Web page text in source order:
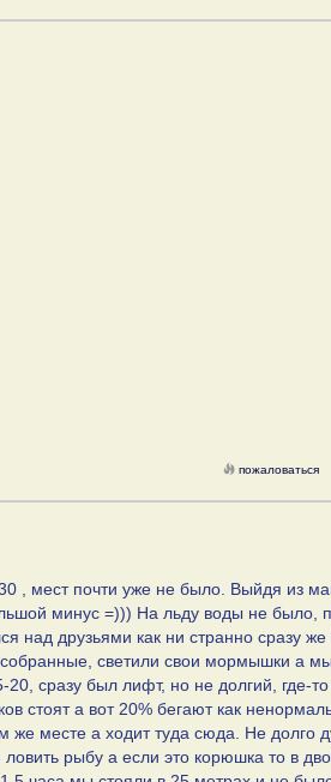
пожаловаться
, мест почти уже не было. Выйдя из
минус =))) На льду воды не было,
над друзьями как ни странно сразу же
светили свои мормышки а мы
сразу был лифт, но не долгий, где-
стоят а вот 20% бегают как
же месте а ходит туда сюда. Не долго
рыбу а если это корюшка то в